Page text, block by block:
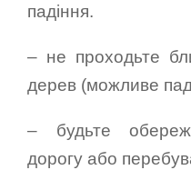
падіння.
– не проходьте
дерев (можливе
– будьте
дорогу або